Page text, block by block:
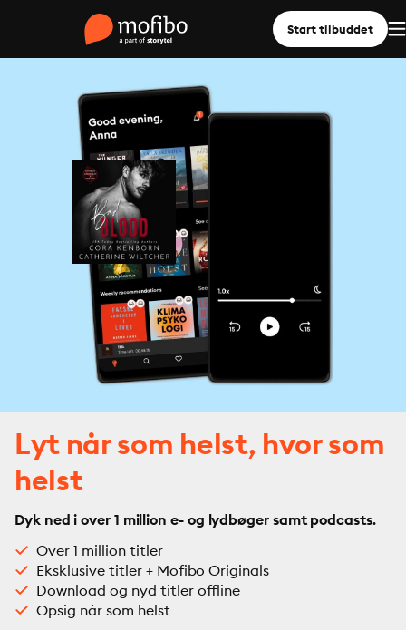
Start tilbuddet
Lyt når som helst, hvor som
helst
Dyk ned i over 1 million e- og lydbøger samt podcasts.
Over 1 million titler
Eksklusive titler + Mofibo Originals
Download og nyd titler offline
Opsig når som helst